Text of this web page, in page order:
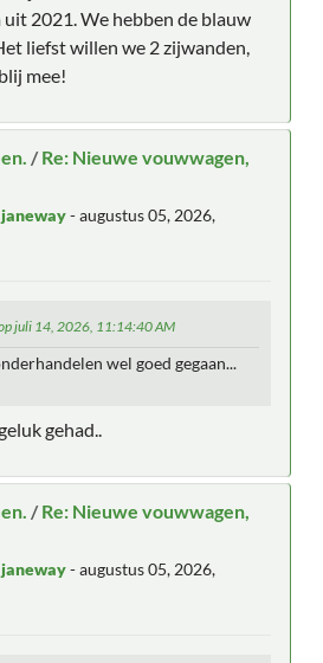
2021. We hebben de blauw
liefst willen we 2 zijwanden,
mee!
/Re: Nieuwe vouwwagen,
janeway- augustus 05, 2026,
juli 14, 2026, 11:14:40 AM
wel goed gegaan...
gehad..
/Re: Nieuwe vouwwagen,
janeway- augustus 05, 2026,